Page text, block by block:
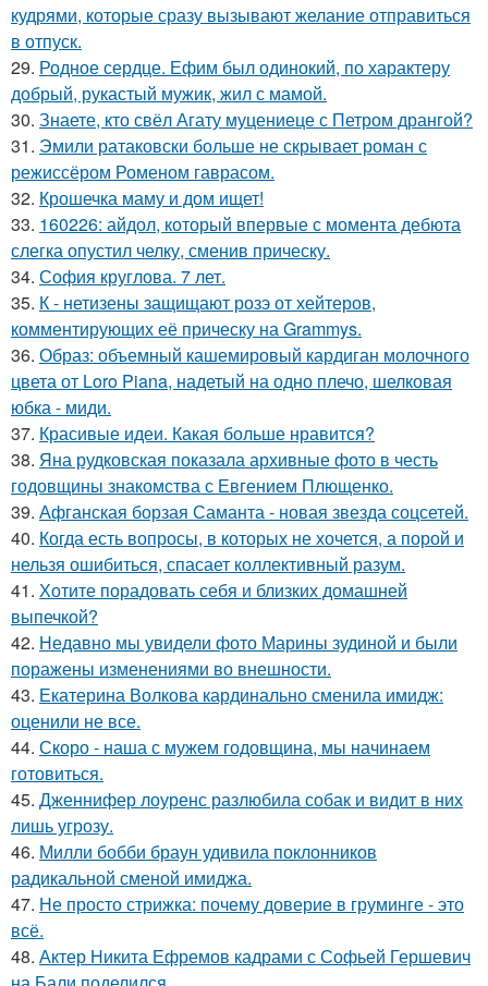
кудрями, которые сразу вызывают желание отправиться
в отпуск.
29. Родное сердце. Ефим был одинокий, по характеру
добрый, рукастый мужик, жил с мамой.
30. Знаете, кто свёл Агату муцениеце с Петром дрангой?
31. Эмили ратаковски больше не скрывает роман с
режиссёром Роменом гаврасом.
32. Крошечка маму и дом ищет!
33. 160226: айдол, который впервые с момента дебюта
слегка опустил челку, сменив прическу.
34. София круглова. 7 лет.
35. К - нетизены защищают розэ от хейтеров,
комментирующих её прическу на Grammys.
36. Образ: объемный кашемировый кардиган молочного
цвета от Loro Piana, надетый на одно плечо, шелковая
юбка - миди.
37. Красивые идеи. Какая больше нравится?
38. Яна рудковская показала архивные фото в честь
годовщины знакомства с Евгением Плющенко.
39. Афганская борзая Саманта - новая звезда соцсетей.
40. Когда есть вопросы, в которых не хочется, а порой и
нельзя ошибиться, спасает коллективный разум.
41. Хотите порадовать себя и близких домашней
выпечкой?
42. Недавно мы увидели фото Марины зудиной и были
поражены изменениями во внешности.
43. Екатерина Волкова кардинально сменила имидж:
оценили не все.
44. Скоро - наша с мужем годовщина, мы начинаем
готовиться.
45. Дженнифер лоуренс разлюбила собак и видит в них
лишь угрозу.
46. Милли бобби браун удивила поклонников
радикальной сменой имиджа.
47. Не просто стрижка: почему доверие в груминге - это
всё.
48. Актер Никита Ефремов кадрами с Софьей Гершевич